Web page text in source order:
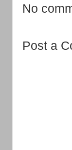
No
Post a